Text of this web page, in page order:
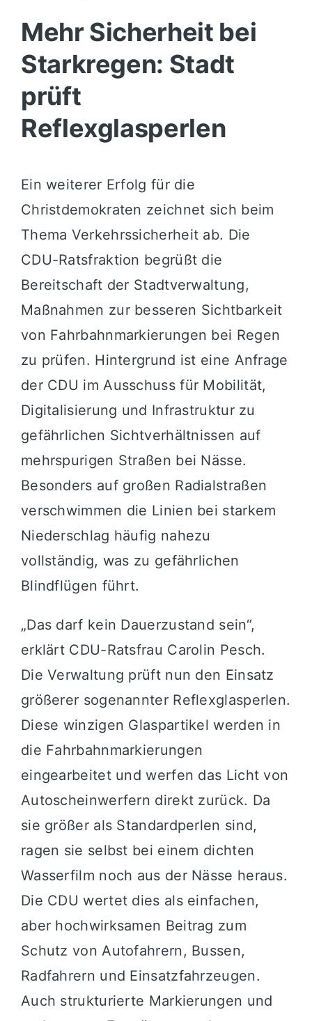
Mehr Sicherheit bei
Starkregen: Stadt
prüft
Reflexglasperlen
Ein weiterer Erfolg für die
Christdemokraten zeichnet sich beim
Thema Verkehrssicherheit ab. Die
CDU-Ratsfraktion begrüßt die
Bereitschaft der Stadtverwaltung,
Maßnahmen zur besseren Sichtbarkeit
von Fahrbahnmarkierungen bei Regen
zu prüfen. Hintergrund ist eine Anfrage
der CDU im Ausschuss für Mobilität,
Digitalisierung und Infrastruktur zu
gefährlichen Sichtverhältnissen auf
mehrspurigen Straßen bei Nässe.
Besonders auf großen Radialstraßen
verschwimmen die Linien bei starkem
Niederschlag häufig nahezu
vollständig, was zu gefährlichen
Blindflügen führt.
„Das darf kein Dauerzustand sein“,
erklärt CDU-Ratsfrau Carolin Pesch.
Die Verwaltung prüft nun den Einsatz
größerer sogenannter Reflexglasperlen.
Diese winzigen Glaspartikel werden in
die Fahrbahnmarkierungen
eingearbeitet und werfen das Licht von
Autoscheinwerfern direkt zurück. Da
sie größer als Standardperlen sind,
ragen sie selbst bei einem dichten
Wasserfilm noch aus der Nässe heraus.
Die CDU wertet dies als einfachen,
aber hochwirksamen Beitrag zum
Schutz von Autofahrern, Bussen,
Radfahrern und Einsatzfahrzeugen.
Auch strukturierte Markierungen und